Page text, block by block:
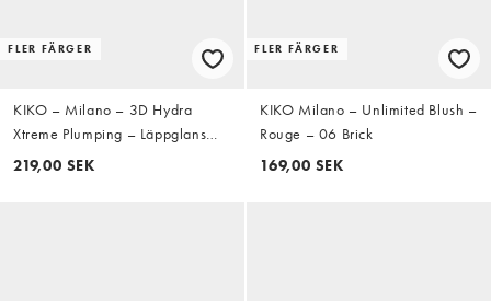
FLER FÄRGER
KIKO – Milano – 3D Hydra
Xtreme Plumping – Läppglans
som gör läpparna fylligare – 03
219,00 SEK
FLER FÄRGER
KIKO Milano – Unlimited Blush –
Rouge – 06 Brick
169,00 SEK